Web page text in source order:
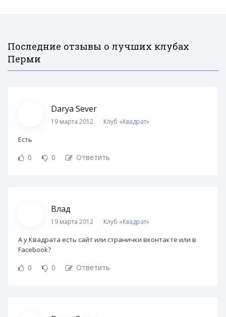
Последние отзывы о лучших клубах
Перми
Darya Sever
19 марта 2012 Клуб «Квадрат»
Есть
0 0 Ответить
Влад
19 марта 2012 Клуб «Квадрат»
А у Квадрата есть сайт или странички вконтакте или в
Facebook?
0 0 Ответить